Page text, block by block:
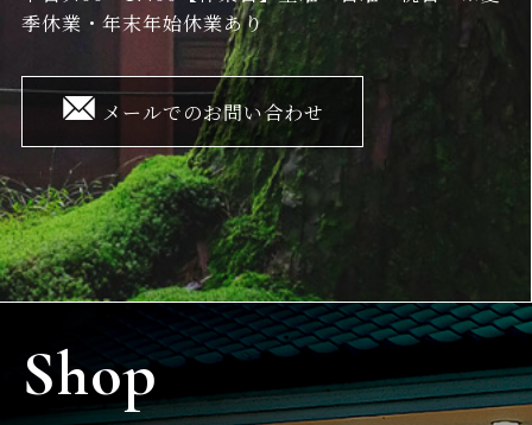
季休業・年末年始休業あり
メールでのお問い合わせ
Shop